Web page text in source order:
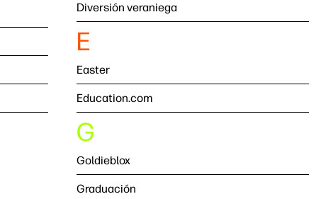
Diversión veraniega
E
Easter
Education.com
G
Goldieblox
Graduación